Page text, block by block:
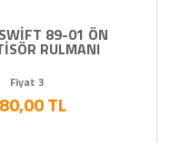
89-01 ÖN
RULMANI
Fiyat 3
TL